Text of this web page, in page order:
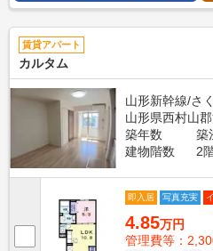
賃貸アパート
カルタム
山形新幹線/さ
山形県西村山
築年数
築
建物階数
2
即入居 写真充実
4.85万円
管理費等：